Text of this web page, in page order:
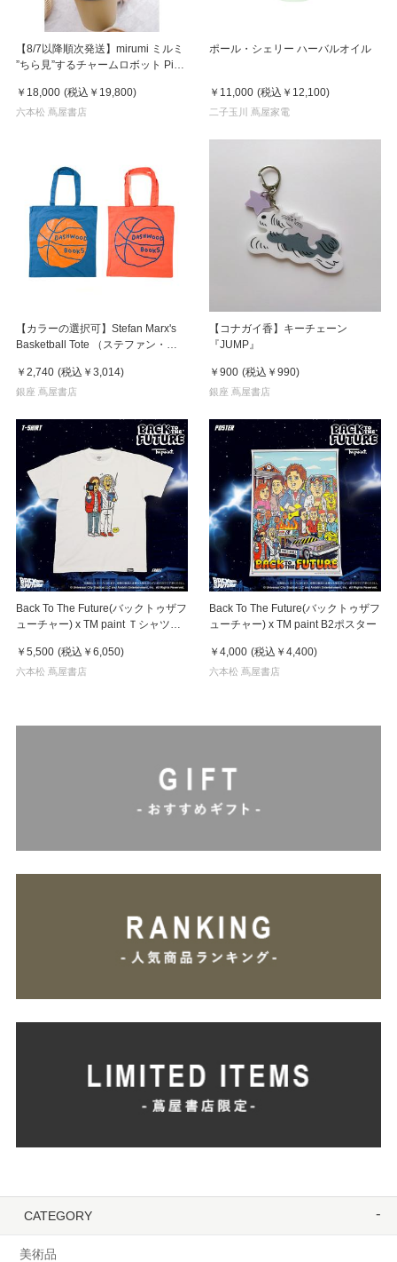
【8/7以降順次発送】mirumi ミルミ
”ちら見”するチャームロボット Pink
￥18,000 (税込 ￥19,800)
六本松 蔦屋書店
ポール・シェリー ハーバルオイル
￥11,000 (税込 ￥12,100)
二子玉川 蔦屋家電
【カラーの選択可】Stefan Marx's
Basketball Tote （ステファン・マ
￥2,740 (税込 ￥3,014)
銀座 蔦屋書店
【コナガイ香】キーチェーン
『JUMP』
￥900 (税込 ￥990)
銀座 蔦屋書店
Back To The Future(バックトゥザフ
ューチャー) x TM paint Ｔシャツ
￥5,500 (税込 ￥6,050)
六本松 蔦屋書店
Back To The Future(バックトゥザフ
ューチャー) x TM paint B2ポスター
￥4,000 (税込 ￥4,400)
六本松 蔦屋書店
CATEGORY
美術品